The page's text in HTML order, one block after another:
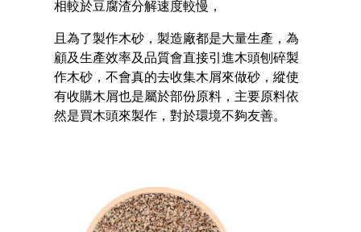
相較於豆腐渣分解速度較慢，
且為了製作木砂，製造廠都是大量生產，為
顧及生產效率及品質會直接引進木頭刨碎製
作木砂，不會真的去收集木屑來做砂，縱使
有收購木屑也是屬於部份原料，主要原料依
然是買木頭來製作，對於環境不夠友善。